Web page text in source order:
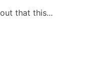
that this...